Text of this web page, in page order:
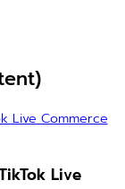
Live